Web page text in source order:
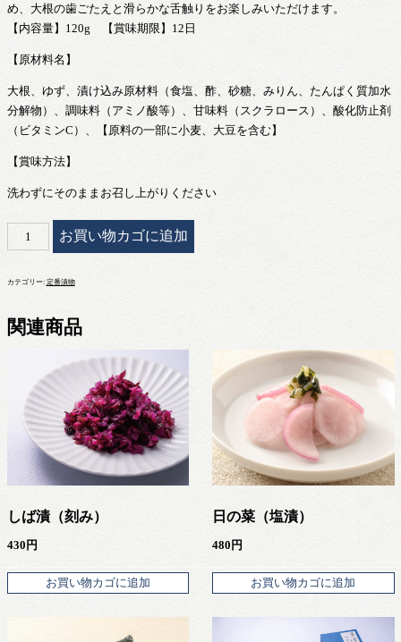
め、大根の歯ごたえと滑らかな舌触りをお楽しみいただけます。
【内容量】120g 【賞味期限】12日
【原材料名】
大根、ゆず、漬け込み原材料（食塩、酢、砂糖、みりん、たんぱく質加水
分解物）、調味料（アミノ酸等）、甘味料（スクラロース）、酸化防止剤
（ビタミンC）、【原料の一部に小麦、大豆を含む】
【賞味方法】
洗わずにそのままお召し上がりください
ず
お買い物カゴに追加
カテゴリー: 定番漬物
関連商品
しば漬（刻み）
430円
お買い物カゴに追加
日の菜（塩漬）
480円
お買い物カゴに追加